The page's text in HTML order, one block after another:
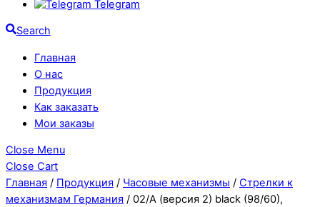
Telegram
Search
Главная
О нас
Продукция
Как заказать
Мои заказы
Close Menu
Close Cart
Главная / Продукция / Часовые механизмы / Стрелки к
механизмам Германия / 02/А (версия 2) black (98/60),